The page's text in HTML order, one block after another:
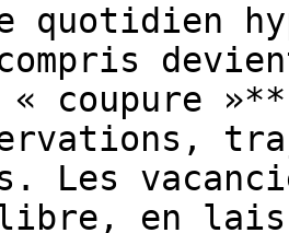
quotidien
coupure
Les
en